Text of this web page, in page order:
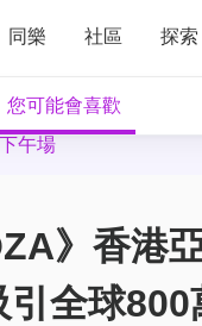
同樂 社區 探索
您可能會喜歡
午場
》香港
全球